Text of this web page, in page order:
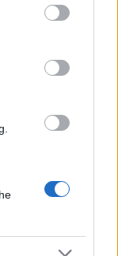
may click to
party tags to
below Google
e gli altri